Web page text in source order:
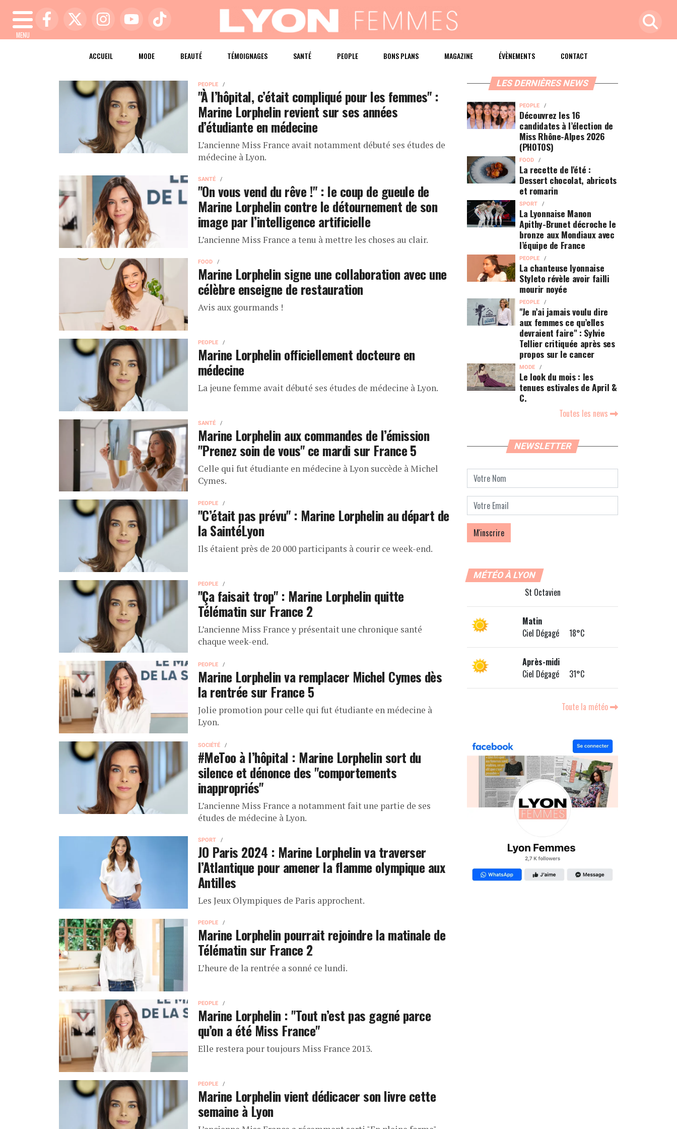
MENU
ACCUEIL MODE BEAUTÉ TÉMOIGNAGES SANTÉ PEOPLE BONS PLANS MAGAZINE ÉVÈNEMENTS CONTACT
PEOPLE
"À l’hôpital, c’était compliqué pour les femmes" :
Marine Lorphelin revient sur ses années
d’étudiante en médecine
L’ancienne Miss France avait notamment débuté ses études de
médecine à Lyon.
SANTÉ
"On vous vend du rêve !" : le coup de gueule de
Marine Lorphelin contre le détournement de son
image par l’intelligence artificielle
L’ancienne Miss France a tenu à mettre les choses au clair.
FOOD
Marine Lorphelin signe une collaboration avec une
célèbre enseigne de restauration
Avis aux gourmands !
PEOPLE
Marine Lorphelin officiellement docteure en
médecine
La jeune femme avait débuté ses études de médecine à Lyon.
SANTÉ
Marine Lorphelin aux commandes de l’émission
"Prenez soin de vous" ce mardi sur France 5
Celle qui fut étudiante en médecine à Lyon succède à Michel
Cymes.
PEOPLE
"C’était pas prévu" : Marine Lorphelin au départ de
la SaintéLyon
Ils étaient près de 20 000 participants à courir ce week-end.
PEOPLE
"Ça faisait trop" : Marine Lorphelin quitte
Télématin sur France 2
L’ancienne Miss France y présentait une chronique santé
chaque week-end.
PEOPLE
Marine Lorphelin va remplacer Michel Cymes dès
la rentrée sur France 5
Jolie promotion pour celle qui fut étudiante en médecine à
Lyon.
SOCIÉTÉ
#MeToo à l’hôpital : Marine Lorphelin sort du
silence et dénonce des "comportements
inappropriés"
L’ancienne Miss France a notamment fait une partie de ses
études de médecine à Lyon.
SPORT
JO Paris 2024 : Marine Lorphelin va traverser
l’Atlantique pour amener la flamme olympique aux
Antilles
Les Jeux Olympiques de Paris approchent.
PEOPLE
Marine Lorphelin pourrait rejoindre la matinale de
Télématin sur France 2
L’heure de la rentrée a sonné ce lundi.
PEOPLE
Marine Lorphelin : "Tout n’est pas gagné parce
qu’on a été Miss France"
Elle restera pour toujours Miss France 2013.
PEOPLE
Marine Lorphelin vient dédicacer son livre cette
semaine à Lyon
LES DERNIÈRES NEWS
PEOPLE
Découvrez les 16
candidates à l’élection de
Miss Rhône-Alpes 2026
(PHOTOS)
FOOD
La recette de l'été :
Dessert chocolat, abricots
et romarin
SPORT
La Lyonnaise Manon
Apithy-Brunet décroche le
bronze aux Mondiaux avec
l’équipe de France
PEOPLE
La chanteuse lyonnaise
Styleto révèle avoir failli
mourir noyée
PEOPLE
"Je n’ai jamais voulu dire
aux femmes ce qu’elles
devraient faire" : Sylvie
Tellier critiquée après ses
propos sur le cancer
MODE
Le look du mois : les
tenues estivales de April &
C.
Toutes les news
NEWSLETTER
MÉTÉO À LYON
St Octavien
Matin
Ciel Dégagé 18°C
Après-midi
Ciel Dégagé 31°C
Toute la météo